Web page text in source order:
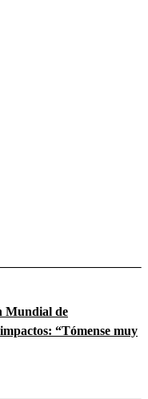
Mundial de
“Tómense muy